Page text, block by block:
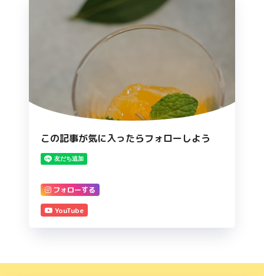
この記事が気に入ったらフォローしよう
フォローする
YouTube